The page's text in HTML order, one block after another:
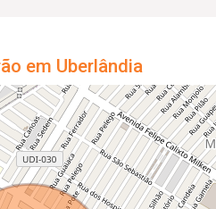
em Uberlândia